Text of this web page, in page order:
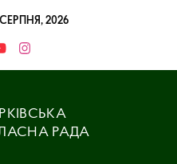
2026
РАДА